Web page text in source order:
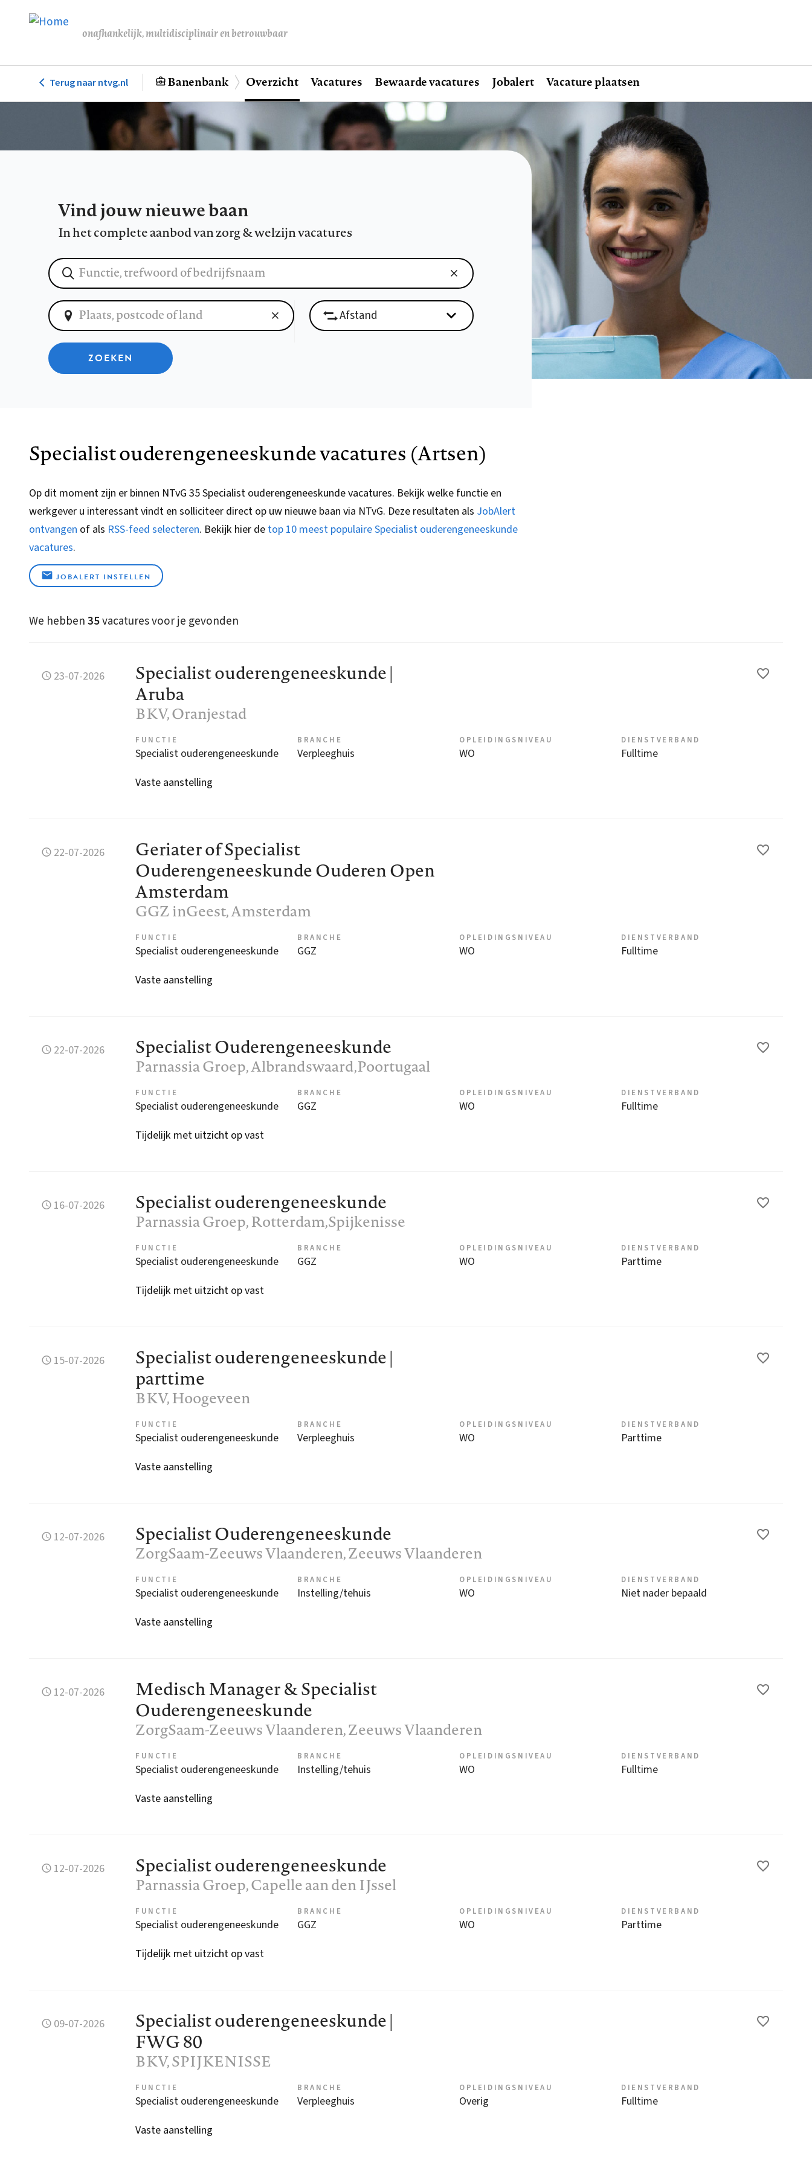
de
onafhankelijk, multidisciplinair en betrouwbaar
Hoofdnavigatie
Terug naar ntvg.nl Banenbank Overzicht Vacatures Bewaarde vacatures Jobalert Vacature plaatsen
Vind jouw nieuwe baan
In het complete aanbod van zorg & welzijn vacatures
ZOEKEN
Specialist ouderengeneeskunde vacatures (Artsen)
Op dit moment zijn er binnen NTvG 35 Specialist ouderengeneeskunde vacatures. Bekijk welke functie en
werkgever u interessant vindt en solliciteer direct op uw nieuwe baan via NTvG. Deze resultaten als JobAlert
ontvangen of als RSS-feed selecteren. Bekijk hier de top 10 meest populaire Specialist ouderengeneeskunde
vacatures.
JOBALERT INSTELLEN
We hebben35vacatures voor je gevonden
23-07-2026
Specialist ouderengeneeskunde |
Aruba
BKV, Oranjestad
FUNCTIE
Specialist ouderengeneeskunde
BRANCHE
Verpleeghuis
OPLEIDINGSNIVEAU
WO
DIENSTVERBAND
Fulltime
Vaste aanstelling
22-07-2026
Geriater of Specialist
Ouderengeneeskunde Ouderen Open
Amsterdam
GGZ inGeest, Amsterdam
FUNCTIE
Specialist ouderengeneeskunde
BRANCHE
GGZ
OPLEIDINGSNIVEAU
WO
DIENSTVERBAND
Fulltime
Vaste aanstelling
22-07-2026 Specialist Ouderengeneeskunde
Parnassia Groep, Albrandswaard,Poortugaal
FUNCTIE
Specialist ouderengeneeskunde
BRANCHE
GGZ
OPLEIDINGSNIVEAU
WO
DIENSTVERBAND
Fulltime
Tijdelijk met uitzicht op vast
16-07-2026 Specialist ouderengeneeskunde
Parnassia Groep, Rotterdam,Spijkenisse
FUNCTIE
Specialist ouderengeneeskunde
BRANCHE
GGZ
OPLEIDINGSNIVEAU
WO
DIENSTVERBAND
Parttime
Tijdelijk met uitzicht op vast
15-07-2026
Specialist ouderengeneeskunde |
parttime
BKV, Hoogeveen
FUNCTIE
Specialist ouderengeneeskunde
BRANCHE
Verpleeghuis
OPLEIDINGSNIVEAU
WO
DIENSTVERBAND
Parttime
Vaste aanstelling
12-07-2026 Specialist Ouderengeneeskunde
ZorgSaam-Zeeuws Vlaanderen, Zeeuws Vlaanderen
FUNCTIE
Specialist ouderengeneeskunde
BRANCHE
Instelling/tehuis
OPLEIDINGSNIVEAU
WO
DIENSTVERBAND
Niet nader bepaald
Vaste aanstelling
12-07-2026
Medisch Manager & Specialist
Ouderengeneeskunde
ZorgSaam-Zeeuws Vlaanderen, Zeeuws Vlaanderen
FUNCTIE
Specialist ouderengeneeskunde
BRANCHE
Instelling/tehuis
OPLEIDINGSNIVEAU
WO
DIENSTVERBAND
Fulltime
Vaste aanstelling
12-07-2026 Specialist ouderengeneeskunde
Parnassia Groep, Capelle aan den IJssel
FUNCTIE
Specialist ouderengeneeskunde
BRANCHE
GGZ
OPLEIDINGSNIVEAU
WO
DIENSTVERBAND
Parttime
Tijdelijk met uitzicht op vast
09-07-2026
Specialist ouderengeneeskunde |
FWG 80
BKV, SPIJKENISSE
FUNCTIE
Specialist ouderengeneeskunde
BRANCHE
Verpleeghuis
OPLEIDINGSNIVEAU
Overig
DIENSTVERBAND
Fulltime
Vaste aanstelling